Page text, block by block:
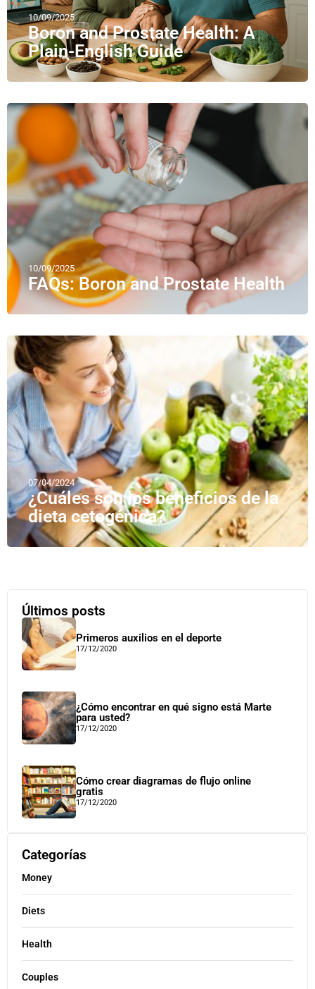
10/09/2025
Boron and Prostate Health: A
Plain-English Guide
10/09/2025
FAQs: Boron and Prostate Health
07/04/2024
¿Cuáles son los beneficios de la
dieta cetogénica?
Últimos posts
Primeros auxilios en el deporte
17/12/2020
¿Cómo encontrar en qué signo está Marte
para usted?
17/12/2020
Cómo crear diagramas de flujo online
gratis
17/12/2020
Categorías
Money
Diets
Health
Couples